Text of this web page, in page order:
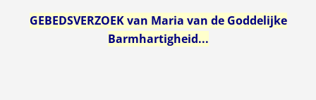
GEBEDSVERZOEK van Maria van de Goddelijke
Barmhartigheid...